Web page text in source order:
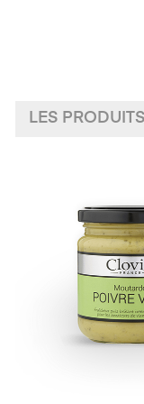
LES PRODUITS